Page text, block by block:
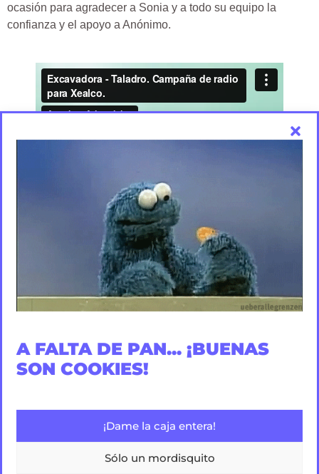
A FALTA DE PAN... ¡BUENAS
SON COOKIES!
¡Dame la caja entera!
Sólo un mordisquito
ocasión para agradecer a Sonia y a todo su equipo la
confianza y el apoyo a Anónimo.
COMPARTIR:
POST RELACIONADOS